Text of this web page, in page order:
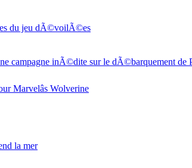
du jeu dÃ©voilÃ©es
campagne inÃ©dite sur le dÃ©barquement de
Marvelâs Wolverine
la mer